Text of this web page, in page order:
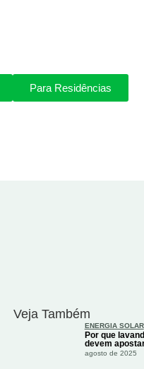
Para Residências
Veja Também
ENERGIA SOLAR
Por que
devem
agosto de 2025